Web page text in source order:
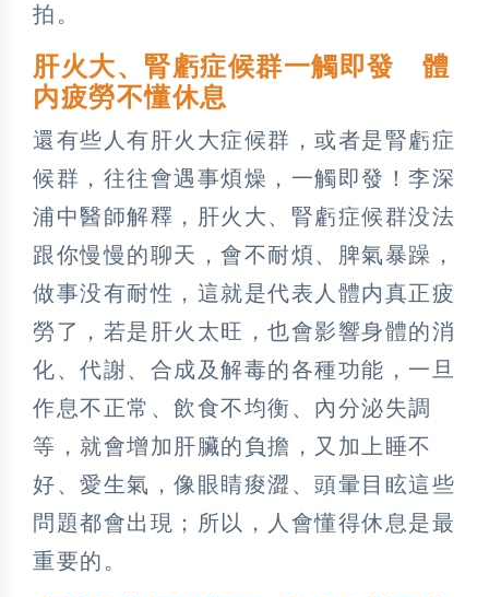
拍。
肝火大、腎虧症候群一觸即發 體
内疲勞不懂休息
還有些人有肝火大症候群，或者是腎虧症
候群，往往會遇事煩燥，一觸即發！李深
浦中醫師解釋，肝火大、腎虧症候群没法
跟你慢慢的聊天，會不耐煩、脾氣暴躁，
做事没有耐性，這就是代表人體内真正疲
勞了，若是肝火太旺，也會影響身體的消
化、代謝、合成及解毒的各種功能，一旦
作息不正常、飲食不均衡、內分泌失調
等，就會增加肝臟的負擔，又加上睡不
好、愛生氣，像眼睛痠澀、頭暈目眩這些
問題都會出現；所以，人會懂得休息是最
重要的。